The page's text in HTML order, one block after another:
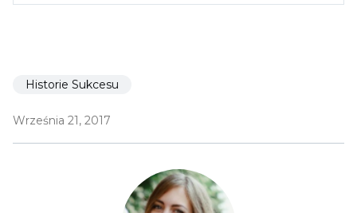
Historie Sukcesu
Września 21, 2017